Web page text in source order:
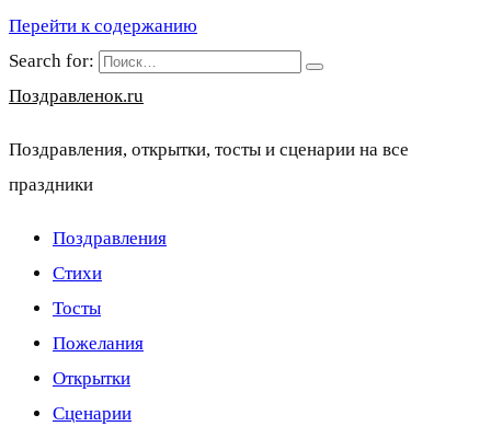
Перейти к содержанию
Search for:
Поздравленок.ru
Поздравления, открытки, тосты и сценарии на все
праздники
Поздравления
Стихи
Тосты
Пожелания
Открытки
Сценарии